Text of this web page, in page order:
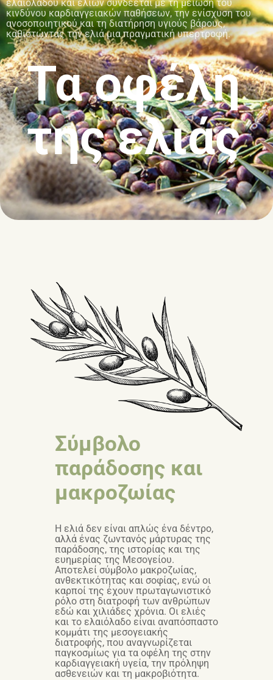
ελαιολάδου και ελιών συνδέεται με τη μείωση του
κινδύνου καρδιαγγειακών παθήσεων, την ενίσχυση του
ανοσοποιητικού και τη διατήρηση υγιούς βάρους,
καθιστώντας την ελιά μια πραγματική υπερτροφή.
Τα οφέλη
της ελιάς
Σύμβολο
παράδοσης και
μακροζωίας
Η ελιά δεν είναι απλώς ένα δέντρο,
αλλά ένας ζωντανός μάρτυρας της
παράδοσης, της ιστορίας και της
ευημερίας της Μεσογείου.
Αποτελεί σύμβολο μακροζωίας,
ανθεκτικότητας και σοφίας, ενώ οι
καρποί της έχουν πρωταγωνιστικό
ρόλο στη διατροφή των ανθρώπων
εδώ και χιλιάδες χρόνια. Οι ελιές
και το ελαιόλαδο είναι αναπόσπαστο
κομμάτι της μεσογειακής
διατροφής, που αναγνωρίζεται
παγκοσμίως για τα οφέλη της στην
καρδιαγγειακή υγεία, την πρόληψη
ασθενειών και τη μακροβιότητα.